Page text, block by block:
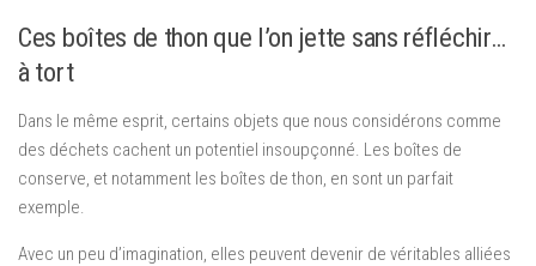
Ces boîtes de thon que l’on jette sans réfléchir…
à tort
Dans le même esprit, certains objets que nous considérons comme
des déchets cachent un potentiel insoupçonné. Les boîtes de
conserve, et notamment les boîtes de thon, en sont un parfait
exemple.
Avec un peu d’imagination, elles peuvent devenir de véritables alliées